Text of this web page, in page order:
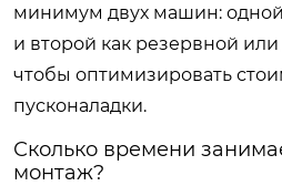
минимум двух машин:
и второй как резервной
чтобы оптимизировать
пусконаладки.
Сколько времени
монтаж?